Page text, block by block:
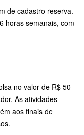
de cadastro reserva.
horas semanais, com
no valor de R$ 50
As atividades
aos finais de